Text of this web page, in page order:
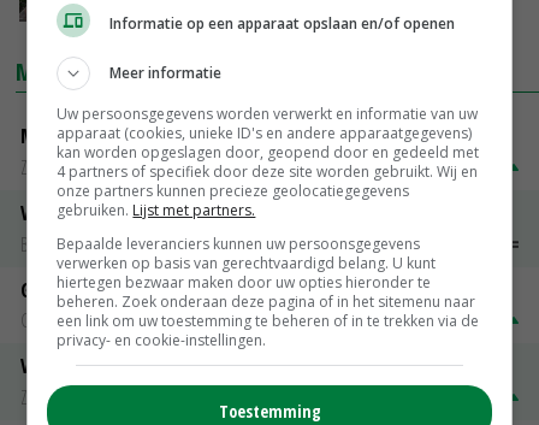
MARKTPRIJZEN
Magere melkpoeder
Zuivel NL
€ 269,00 € 7,00
Vleeskuikens 2001-2600 gr
Barneveld
€ 1,09~
Gerst
Groningen
€ 197,00 € 2,00
Volle melkpoeder
Zuivel NL
€ 20,00
Informatie op een apparaat opslaan en/of openen
Meer informatie
Uw persoonsgegevens worden verwerkt en informatie van uw
apparaat (cookies, unieke ID's en andere apparaatgegevens)
kan worden opgeslagen door, geopend door en gedeeld met
4 partners of specifiek door deze site worden gebruikt. Wij en
onze partners kunnen precieze geolocatiegegevens
gebruiken. Lijst met partners.
Bepaalde leveranciers kunnen uw persoonsgegevens
verwerken op basis van gerechtvaardigd belang. U kunt
hiertegen bezwaar maken door uw opties hieronder te
beheren. Zoek onderaan deze pagina of in het sitemenu naar
een link om uw toestemming te beheren of in te trekken via de
privacy- en cookie-instellingen.
Toestemming